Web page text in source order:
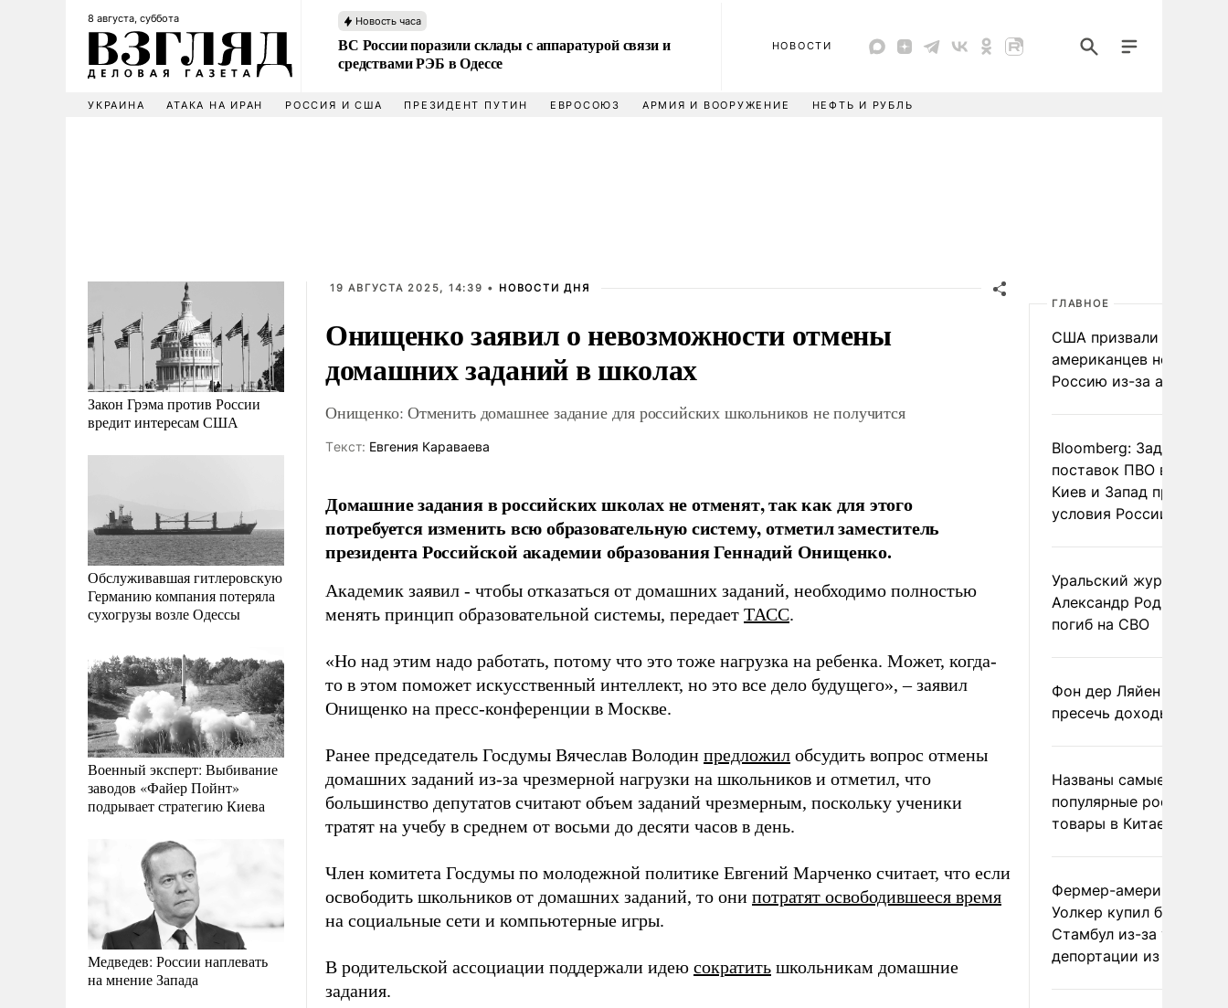
8 августа, суббота Новость часа
ВС России поразили склады с аппаратурой связи и
средствами РЭБ в Одессе
НОВОСТИ
УКРАИНА АТАКА НА ИРАН РОССИЯ И США ПРЕЗИДЕНТ ПУТИН ЕВРОСОЮЗ АРМИЯ И ВООРУЖЕНИЕ НЕФТЬ И РУБЛЬ
Закон Грэма против России
вредит интересам США
Обслуживавшая гитлеровскую
Германию компания потеряла
сухогрузы возле Одессы
Военный эксперт: Выбивание
заводов «Файер Пойнт»
подрывает стратегию Киева
Медведев: России наплевать
на мнение Запада
19 АВГУСТА 2025, 14:39 • НОВОСТИ ДНЯ
Онищенко заявил о невозможности отмены
домашних заданий в школах
Онищенко: Отменить домашнее задание для российских школьников не получится
Tекст: Евгения Караваева
Домашние задания в российских школах не отменят, так как для этого
потребуется изменить всю образовательную систему, отметил заместитель
президента Российской академии образования Геннадий Онищенко.
Академик заявил - чтобы отказаться от домашних заданий, необходимо полностью
менять принцип образовательной системы, передает ТАСС.
«Но над этим надо работать, потому что это тоже нагрузка на ребенка. Может, когда-
то в этом поможет искусственный интеллект, но это все дело будущего», – заявил
Онищенко на пресс-конференции в Москве.
Ранее председатель Госдумы Вячеслав Володин предложил обсудить вопрос отмены
домашних заданий из-за чрезмерной нагрузки на школьников и отметил, что
большинство депутатов считают объем заданий чрезмерным, поскольку ученики
тратят на учебу в среднем от восьми до десяти часов в день.
Член комитета Госдумы по молодежной политике Евгений Марченко считает, что если
освободить школьников от домашних заданий, то они потратят освободившееся время
на социальные сети и компьютерные игры.
В родительской ассоциации поддержали идею сократить школьникам домашние
задания.
ГЛАВНОЕ
США призвали
американцев не
Россию из-за атак ВСУ
Bloomberg: Задержка
поставок ПВО вынудит
Киев и Запад принять
условия России
Уральский журналист
Александр Родионов
погиб на СВО
Фон дер Ляйен
пресечь доходы России
Названы самые
популярные российские
товары в Китае
Фермер-американец
Уолкер купил билет в
Стамбул из-за угрозы
депортации из России